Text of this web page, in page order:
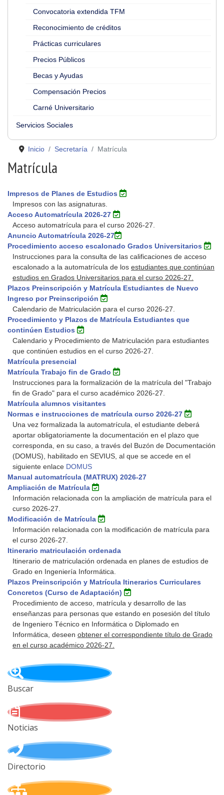
Convocatoria extendida TFM
Reconocimiento de créditos
Prácticas curriculares
Precios Públicos
Becas y Ayudas
Compensación Precios
Carné Universitario
Servicios Sociales
Inicio Secretaría Matrícula
Matrícula
Impresos de Planes de Estudios
Impresos con las asignaturas.
Acceso Automatrícula 2026-27
Acceso automatrícula para el curso 2026-27.
Anuncio Automatrícula 2026-27
Procedimiento acceso escalonado Grados Universitarios
Instrucciones para la consulta de las calificaciones de acceso
escalonado a la automatrícula de los estudiantes que continúan
estudios en Grados Universitarios para el curso 2026-27.
Plazos Preinscripción y Matrícula Estudiantes de Nuevo
Ingreso por Preinscripción
Calendario de Matriculación para el curso 2026-27.
Procedimiento y Plazos de Matrícula Estudiantes que
continúen Estudios
Calendario y Procedimiento de Matriculación para estudiantes
que continúen estudios en el curso 2026-27.
Matrícula presencial
Matrícula Trabajo fin de Grado
Instrucciones para la formalización de la matrícula del "Trabajo
fin de Grado" para el curso académico 2026-27.
Matrícula alumnos visitantes
Normas e instrucciones de matrícula curso 2026-27
Una vez formalizada la automatrícula, el estudiante deberá
aportar obligatoriamente la documentación en el plazo que
corresponda, en su caso, a través del Buzón de Documentación
(DOMUS), habilitado en SEVIUS, al que se accede en el
siguiente enlace DOMUS
Manual automatrícula (MATRUX) 2026-27
Ampliación de Matrícula
Información relacionada con la ampliación de matrícula para el
curso 2026-27.
Modificación de Matrícula
Información relacionada con la modificación de matrícula para
el curso 2026-27.
Itinerario matriculación ordenada
Itinerario de matriculación ordenada en planes de estudios de
Grado en Ingeniería Informática.
Plazos Preinscripción y Matrícula Itinerarios Curriculares
Concretos (Curso de Adaptación)
Procedimiento de acceso, matrícula y desarrollo de las
enseñanzas para personas que estando en posesión del título
de Ingeniero Técnico en Informática o Diplomado en
Informática, deseen obtener el correspondiente título de Grado
en el curso académico 2026-27.
Buscar
Noticias
Directorio